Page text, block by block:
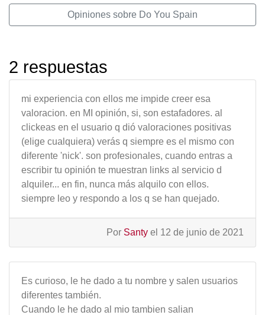
Opiniones sobre Do You Spain
2 respuestas
mi experiencia con ellos me impide creer esa
valoracion. en MI opinión, si, son estafadores. al
clickeas en el usuario q dió valoraciones positivas
(elige cualquiera) verás q siempre es el mismo con
diferente 'nick'. son profesionales, cuando entras a
escribir tu opinión te muestran links al servicio d
alquiler... en fin, nunca más alquilo con ellos.
siempre leo y respondo a los q se han quejado.
Por Santy el 12 de junio de 2021
Es curioso, le he dado a tu nombre y salen usuarios
diferentes también.
Cuando le he dado al mio tambien salian